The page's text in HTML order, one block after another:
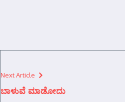
Next Article
ಬಾಳುವೆ ಮಾಡೋದು